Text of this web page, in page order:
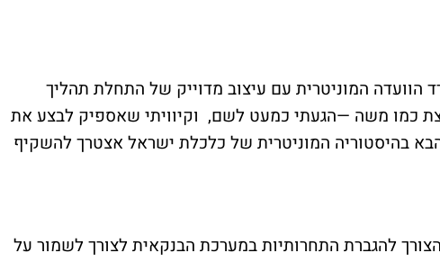
הוועדה המוניטרית עם עיצוב מדוייק של התחלת תהליך
כמו משה —הגעתי כמעט לשם, וקיוויתי שאספיק לבצע את
בהיסטוריה המוניטרית של כלכלת ישראל אצטרך להשקיף
להגברת התחרותיות במערכת הבנקאית לצורך לשמור על